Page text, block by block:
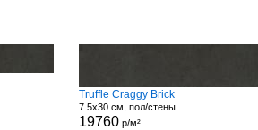
Truffle Craggy Brick
7.5x30 см, пол/стены
19760р/м²